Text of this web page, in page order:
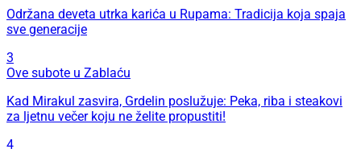
Održana deveta utrka karića u Rupama: Tradicija koja spaja
sve generacije
3
Ove subote u Zablaću
Kad Mirakul zasvira, Grdelin poslužuje: Peka, riba i steakovi
za ljetnu večer koju ne želite propustiti!
4